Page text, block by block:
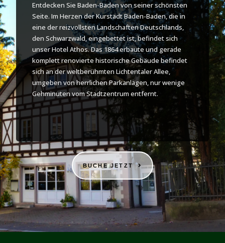
Entdecken Sie Baden-Baden von seiner schönsten
Seite. Im Herzen der Kurstadt Baden-Baden, die in
eine der reizvollsten Landschaften Deutschlands,
den Schwarzwald, eingebettet ist, befindet sich
unser Hotel Athos. Das 1864 erbaute und gerade
komplett renovierte historische Gebäude befindet
sich an der weltberühmten Lichtentaler Allee,
umgeben von herrlichen Parkanlagen, nur wenige
Gehminuten vom Stadtzentrum entfernt.
BUCHE JETZT